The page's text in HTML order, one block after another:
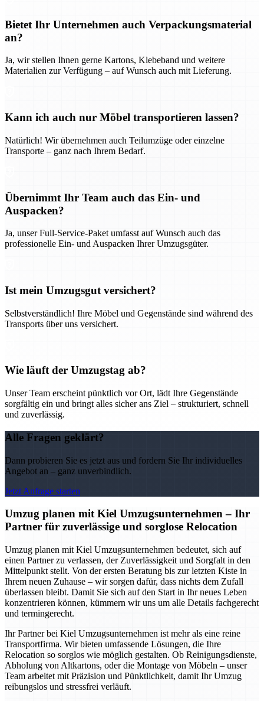
Bietet Ihr Unternehmen auch Verpackungsmaterial
an?
Ja, wir stellen Ihnen gerne Kartons, Klebeband und weitere
Materialien zur Verfügung – auf Wunsch auch mit Lieferung.
Kann ich auch nur Möbel transportieren lassen?
Natürlich! Wir übernehmen auch Teilumzüge oder einzelne
Transporte – ganz nach Ihrem Bedarf.
Übernimmt Ihr Team auch das Ein- und
Auspacken?
Ja, unser Full-Service-Paket umfasst auf Wunsch auch das
professionelle Ein- und Auspacken Ihrer Umzugsgüter.
Ist mein Umzugsgut versichert?
Selbstverständlich! Ihre Möbel und Gegenstände sind während des
Transports über uns versichert.
Wie läuft der Umzugstag ab?
Unser Team erscheint pünktlich vor Ort, lädt Ihre Gegenstände
sorgfältig ein und bringt alles sicher ans Ziel – strukturiert, schnell
und zuverlässig.
Alle Fragen geklärt?
Dann probieren Sie es jetzt aus und fordern Sie Ihr individuelles
Angebot an – ganz unverbindlich.
Jetzt Anfrage starten
Umzug planen mit Kiel Umzugsunternehmen – Ihr
Partner für zuverlässige und sorglose Relocation
Umzug planen mit Kiel Umzugsunternehmen bedeutet, sich auf
einen Partner zu verlassen, der Zuverlässigkeit und Sorgfalt in den
Mittelpunkt stellt. Von der ersten Beratung bis zur letzten Kiste in
Ihrem neuen Zuhause – wir sorgen dafür, dass nichts dem Zufall
überlassen bleibt. Damit Sie sich auf den Start in Ihr neues Leben
konzentrieren können, kümmern wir uns um alle Details fachgerecht
und termingerecht.
Ihr Partner bei Kiel Umzugsunternehmen ist mehr als eine reine
Transportfirma. Wir bieten umfassende Lösungen, die Ihre
Relocation so sorglos wie möglich gestalten. Ob Reinigungsdienste,
Abholung von Altkartons, oder die Montage von Möbeln – unser
Team arbeitet mit Präzision und Pünktlichkeit, damit Ihr Umzug
reibungslos und stressfrei verläuft.